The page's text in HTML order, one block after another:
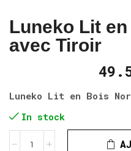
Luneko Lit
avec Tiroir
Luneko Lit en Bois
In stock